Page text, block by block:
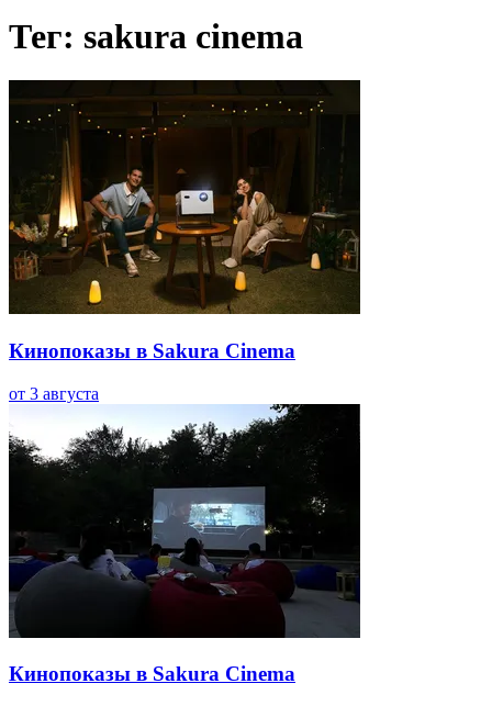
Тег: sakura cinema
Кинопоказы в Sakura Cinema
от 3 августа
Кинопоказы в Sakura Cinema